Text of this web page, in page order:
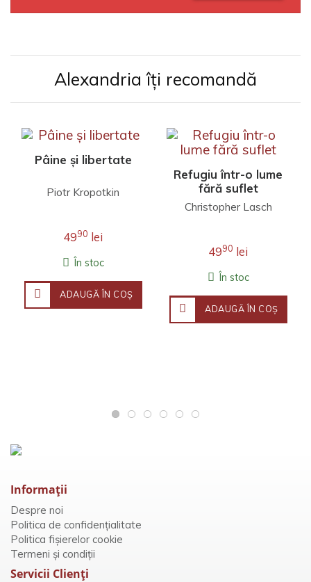
Alexandria îți recomandă
Pâine și libertate
Piotr Kropotkin
4990 lei
În stoc
ADAUGĂ ÎN COŞ
Refugiu într-o lume
fără suflet
Christopher Lasch
4990 lei
În stoc
ADAUGĂ ÎN COŞ
Informaţii
Despre noi
Politica de confidențialitate
Politica fișierelor cookie
Termeni și condiții
Servicii Clienţi